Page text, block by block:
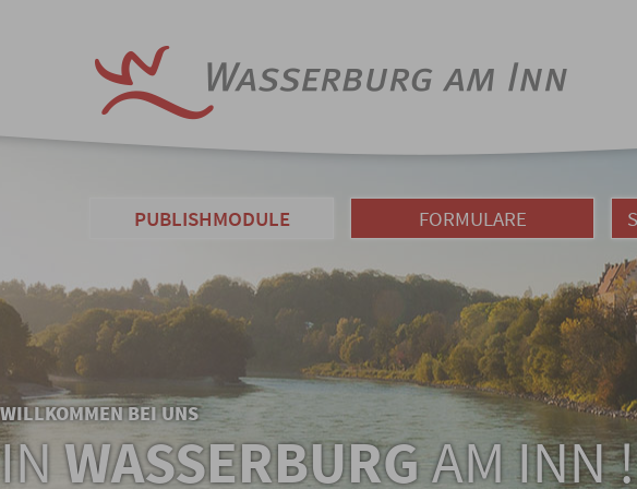
PUBLISHMODULE FORMULARE
WILLKOMMEN BEI UNS
INWASSERBURGAM INN !